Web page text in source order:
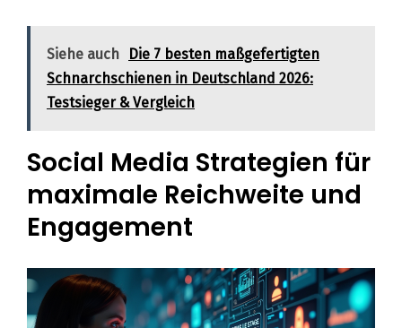
Siehe auch
Die 7 besten maßgefertigten
Schnarchschienen in Deutschland 2026:
Testsieger & Vergleich
Social Media Strategien für
maximale Reichweite und
Engagement